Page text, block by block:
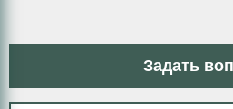
Задать